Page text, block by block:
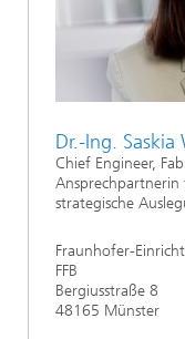
Dr.-Ing. Saskia
Chief Engineer,
Ansprechpartnerin
strategische
Fraunhofer-
FFB
Bergiusstraße 8
48165 Münster